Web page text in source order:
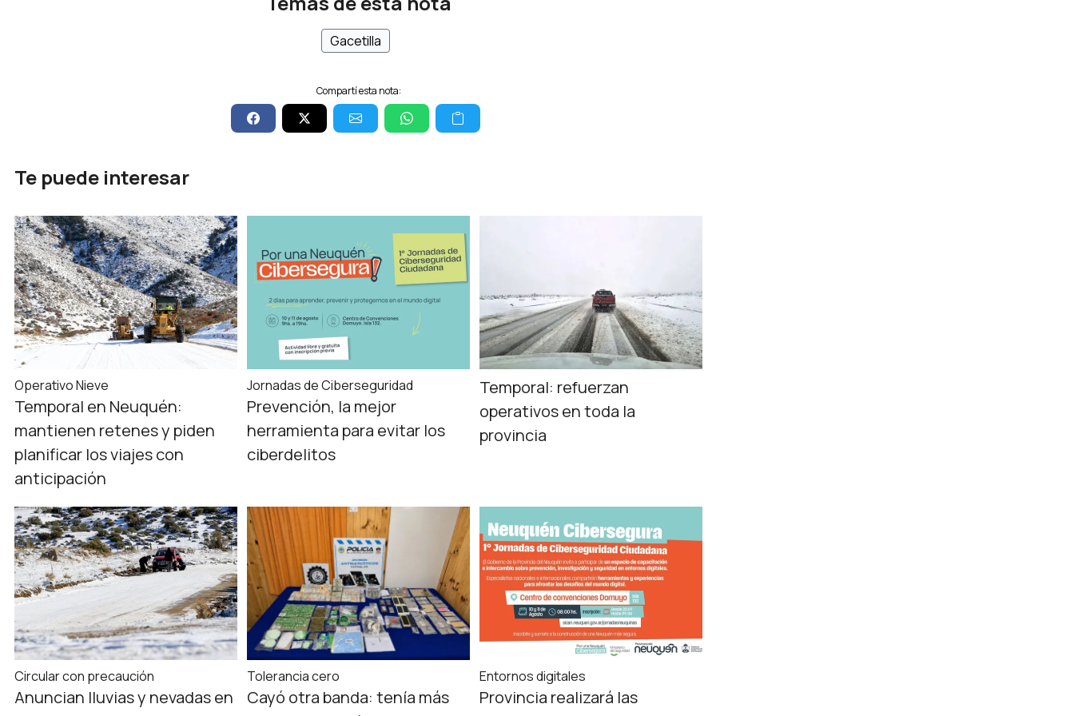
Gacetilla
Compartí esta nota:
Te puede interesar
Operativo Nieve
Temporal en Neuquén:
mantienen retenes y piden
planificar los viajes con
anticipación
Jornadas de Ciberseguridad
Prevención, la mejor
herramienta para evitar los
ciberdelitos
Temporal: refuerzan
operativos en toda la
provincia
Circular con precaución
Anuncian lluvias y nevadas en
Tolerancia cero
Cayó otra banda: tenía más
Entornos digitales
Provincia realizará las